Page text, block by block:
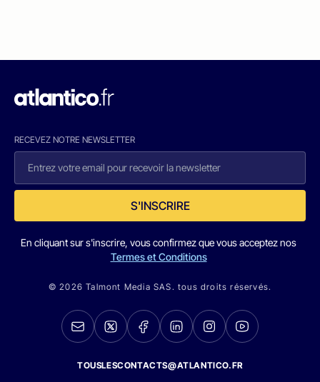
RECEVEZ NOTRE NEWSLETTER
S'INSCRIRE
En cliquant sur s'inscrire, vous confirmez que vous acceptez nos
Termes et Conditions
© 2026 Talmont Media SAS. tous droits réservés.
TOUSLESCONTACTS@ATLANTICO.FR